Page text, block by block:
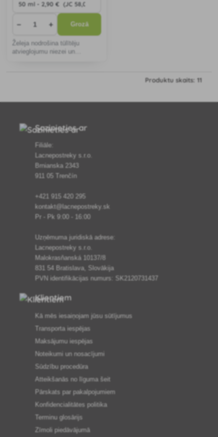
− + Grozā
Želeja nodrošina tūlītēju
atvieglojumu niezei un
Produktu skaits: 11
Sazinieties ar
Filiāle:
Lacnepostreky s.r.o.
Brnianska 2343
911 05 Trenčín
+421 915 420 295
kontakt@lacnepostreky.sk
Pr - Pk 9:00 - 16:00
Uzņēmuma juridiskā adrese:
Lacnepostreky s.r.o.
Malokrasňanská 10137/8
831 54 Bratislava, Slovākija
PVN identifikācijas numurs: SK2120731437
Klientiem
Kā mēs iesaiņojam jūsu sūtījumus
Transporta iespējas
Maksājumu iespējas
Noteikumi un nosacījumi
Sūdzību procedūra
Atteikšanās no līguma šeit
Pārskats par pakalpojumiem
Konfidencialitātes politika
Terminu glosārijs
Zīmoli piedāvājumā